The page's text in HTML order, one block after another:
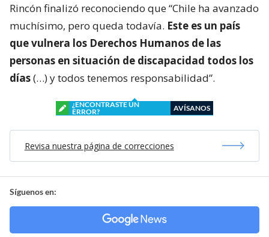
Rincón finalizó reconociendo que “Chile ha avanzado
muchísimo, pero queda todavía. Este es un país
que vulnera los Derechos Humanos de las
personas en situación de discapacidad todos los
días(…) y todos tenemos responsabilidad”.
¿ENCONTRASTE UN
ERROR?
AVÍSANOS
Revisa nuestra página de correcciones
Síguenos en: